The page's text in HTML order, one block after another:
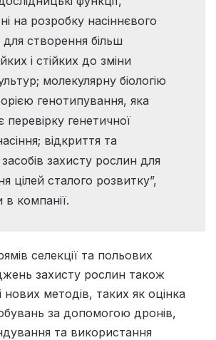
на розробку насіннєвого
створення більш
і стійких до зміни
молекулярну біологію
генотипування, яка
перевірку генетичної
відкриття та
захисту рослин для
цілей сталого розвитку”,
компанії.
селекції та польових
захисту рослин також
нових методів, таких як оцінка
за допомогою дронів,
та використання